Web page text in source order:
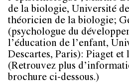
de la biologie, Université
théoricien de la biologie;
(psychologue du
l’éducation de l’enfant,
Descartes, Paris): Piaget et
(Retrouvez plus
brochure ci-dessous.)